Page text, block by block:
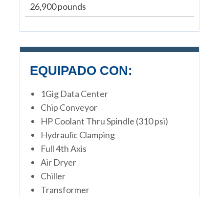
26,900 pounds
EQUIPADO CON:
1Gig Data Center
Chip Conveyor
HP Coolant Thru Spindle (310 psi)
Hydraulic Clamping
Full 4th Axis
Air Dryer
Chiller
Transformer